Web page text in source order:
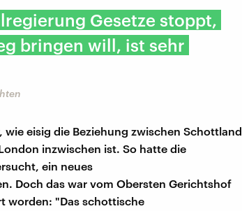
Gesetze stoppt,
bringen will, ist sehr
wie eisig die Beziehung zwischen Schottland
inzwischen ist. So hatte die
ein neues
Doch das war vom Obersten Gerichtshof
worden: "Das schottische